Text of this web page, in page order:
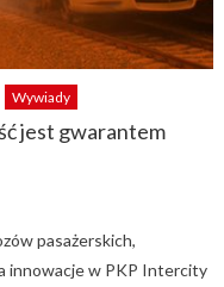
Wywiady
jest gwarantem
pasażerskich,
innowacje w PKP Intercity